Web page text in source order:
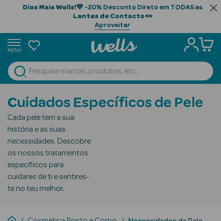
Dias Mais Wells!💙 -20% Desconto Direto em TODAS as
Lentes de Contacto👀
Aproveitar
MENU
Ver Tudo
Beauty Season
Cabelo
Profissional
Cosmética
Beauty Season
Luxo
Cuidados Específicos de Pele
Cada pele tem a sua
história e as suas
necessidades. Descobre
os nossos tratamentos
específicos para
cuidares de ti e sentires-
te no teu melhor.